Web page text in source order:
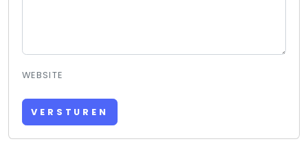
WEBSITE
VERSTUREN